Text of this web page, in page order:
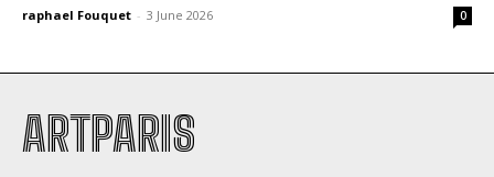
raphael Fouquet - 3 June 2026 0
ARTPARIS